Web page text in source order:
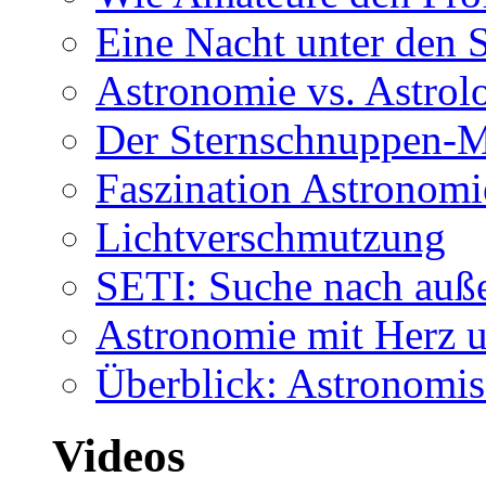
Eine Nacht unter den
Astronomie vs.
Der Sternschnuppen-
Faszination
Lichtverschmutzung
SETI: Suche nach
Astronomie mit Herz
Überblick:
Videos